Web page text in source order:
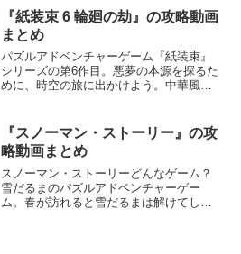
『紙装束 6 輪廻の劫』の攻略動画
まとめ
パズルアドベンチャーゲーム『紙装束』
シリーズの第6作目。悪夢の本源を探るた
めに、時空の旅に出かけよう。中華風の
『スノーマン・ストーリー』の攻
略動画まとめ
スノーマン・ストーリーどんなゲーム？
雪だるまのパズルアドベンチャーゲー
ム。春が訪れると雪だるまは解けてしま